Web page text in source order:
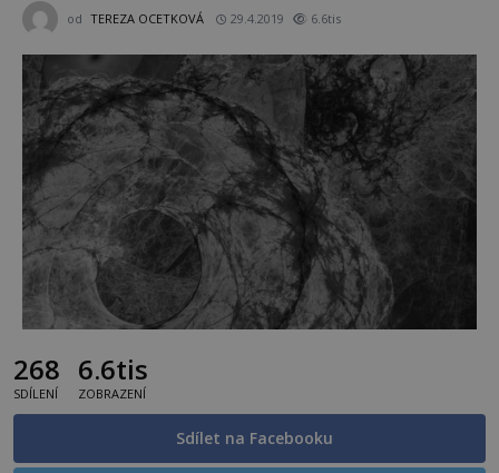
od TEREZA OCETKOVÁ 29.4.2019 6.6tis
268
SDÍLENÍ
6.6tis
ZOBRAZENÍ
Sdílet na Facebooku